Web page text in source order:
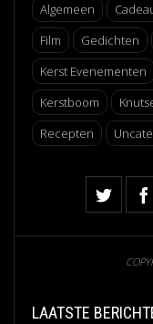
Algemeen
Film
Gedichten
Kerst Evenementen
Kerstboom
Recepten
LAATSTE